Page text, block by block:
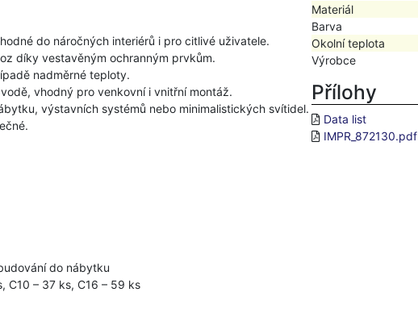
do náročných interiérů i pro citlivé uživatele.
díky vestavěným ochranným prvkům.
nadměrné teploty.
vhodný pro venkovní i vnitřní montáž.
výstavních systémů nebo minimalistických svítidel.
do nábytku
C10 – 37 ks, C16 – 59 ks
Materiál
Barva
Okolní teplota
Výrobce
Přílohy
Data list
IMPR_872130.pdf